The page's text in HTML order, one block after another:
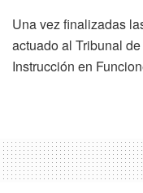
Una vez finalizadas
actuado al Tribunal
Instrucción en